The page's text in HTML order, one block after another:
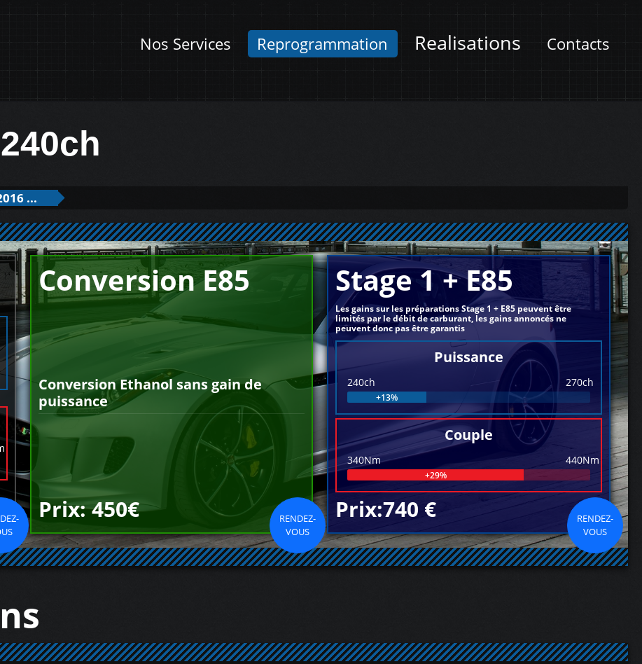
Nos Services Reprogrammation Realisations Contacts
...
Conversion E85
Conversion Ethanol sans gain de
puissance
Prix: 450€
RENDEZ-
VOUS
Stage 1 + E85
Les gains sur les préparations Stage 1 + E85 peuvent être
limités par le débit de carburant, les gains annoncés ne
peuvent donc pas être garantis
Puissance
240ch 270ch
+13%
Couple
340Nm 440Nm
+29%
Prix:740 €
RENDEZ-
VOUS